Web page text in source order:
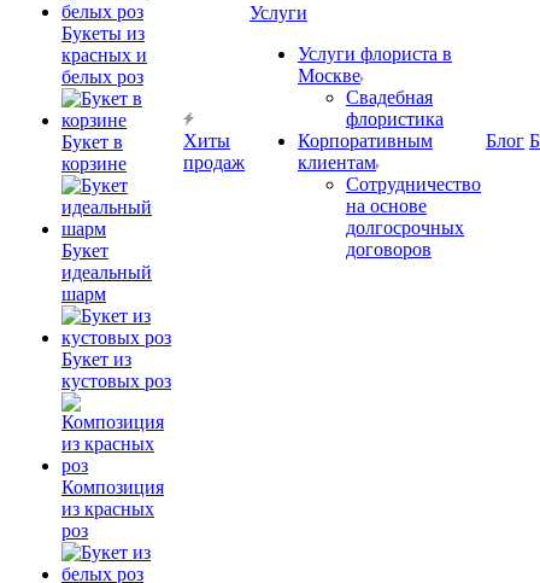
Букеты из
красных и
белых роз
Букет в
корзине
Букет
идеальный
шарм
Букет из
кустовых роз
Композиция
из красных
роз
Хиты
продаж
Услуги
Услуги флориста в
Москве
Свадебная
флористика
Корпоративным
клиентам
Сотрудничество
на основе
долгосрочных
договоров
Блог